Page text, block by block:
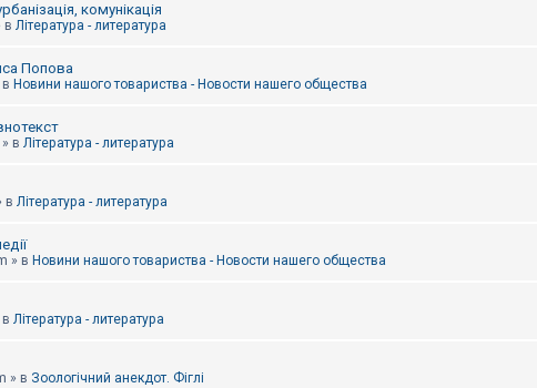
комунікація
в Література - литература
Попова
в Новини нашого товариства - Новости нашего общества
» в Література - литература
в Література - литература
» в Новини нашого товариства - Новости нашего общества
в Література - литература
» в Зоологічний анекдот. Фіглі